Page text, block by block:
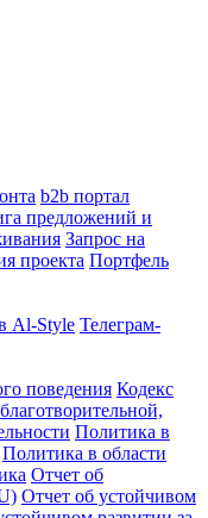
b2b портал
предложений и
Запрос на
проекта Портфель
Al-Style Телеграм-
поведения Кодекс
Политика в
Политика в области
Отчет об
Отчет об устойчивом